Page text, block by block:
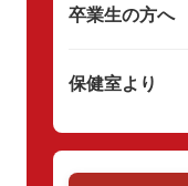
卒業生の方へ
保健室より